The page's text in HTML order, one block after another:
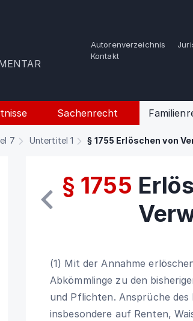
Autorenverzeichnis
Kontakt
Sachenrecht
7 Untertitel 1 § 1755 Erlöschen von
§ 1755
(1) Mit der Annahme
Abkömmlinge zu den
und Pflichten. Ansprüche des
insbesondere auf Renten,